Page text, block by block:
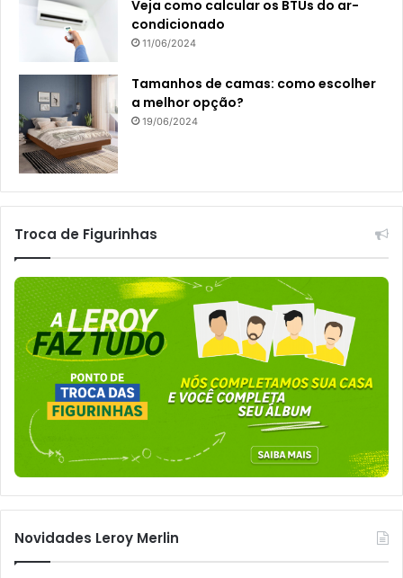
Veja como calcular os BTUs do ar-
condicionado
11/06/2024
Tamanhos de camas: como escolher
a melhor opção?
19/06/2024
Troca de Figurinhas
Novidades Leroy Merlin